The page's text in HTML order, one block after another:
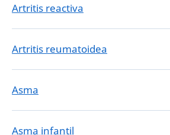
Artritis reactiva
Artritis reumatoidea
Asma
Asma infantil